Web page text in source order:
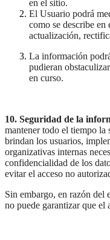
en el sitio.
El Usuario podrá
como se describe en
actualización,
La información
pudieran
en curso.
10. Seguridad de la
mantener todo el tiempo la
brindan los usuarios,
organizativas internas
confidencialidad de los
evitar el acceso no
Sin embargo, en razón
no puede garantizar que el